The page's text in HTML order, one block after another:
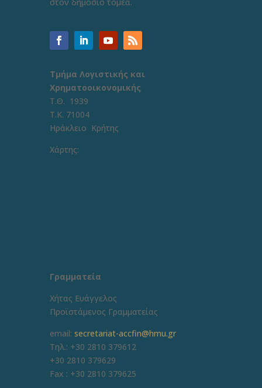
Τμήμα Λογιστικής και
Χρηματοοικονομικής
Τ.Θ. 1939
Τ.Κ. 71004
Ηράκλειο Κρήτης
Χάρτης:
Γραμματεία
Χήτας Ευάγγελος
Προϊστάμενος Γραμματείας
email: secretariat-accfin@hmu.gr
Τηλ.: +30 2810 379612
+30 2810 379629
Fax : +30 2810 379625